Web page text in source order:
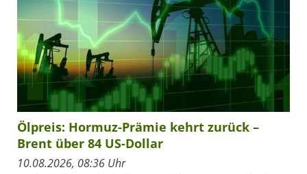
Ölpreis: Hormuz-Prämie kehrt zurück –
Brent über 84 US-Dollar
10.08.2026, 08:36 Uhr